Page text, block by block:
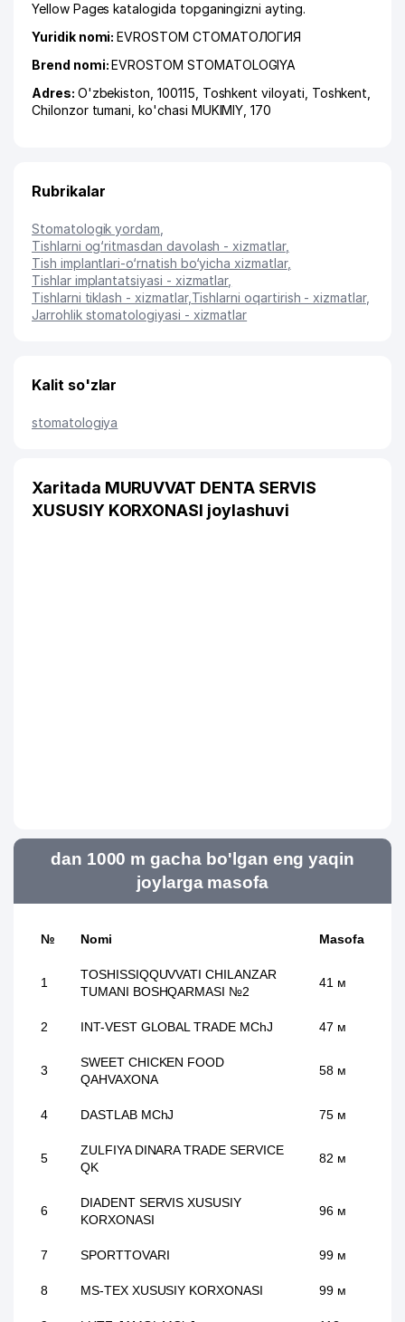
Yellow Pages katalogida topganingizni ayting.
Yuridik nomi:EVROSTOM СТОМАТОЛОГИЯ
Brend nomi:EVROSTOM STOMATOLOGIYA
Adres: O'zbekiston, 100115, Toshkent viloyati Toshkent
Chilonzor tumani ,ko'chasi MUKIMIY , 170
Rubrikalar
Stomatologik yordam
Tishlarni og‘ritmasdan davolash - xizmatlar,
Tish implantlari-o‘rnatish bo‘yicha xizmatlar,
Tishlar implantatsiyasi - xizmatlar,
Tishlarni tiklash - xizmatlar, Tishlarni oqartirish - xizmatlar,
Jarrohlik stomatologiyasi - xizmatlar
Kalit so'zlar
stomatologiya
Xaritada MURUVVAT DENTA SERVIS
XUSUSIY KORXONASI joylashuvi
dan 1000 m gacha bo'lgan eng yaqin
joylarga masofa
№ Nomi Masofa
1
TOSHISSIQQUVVATI CHILANZAR
TUMANI BOSHQARMASI №2
41 м
2 INT-VEST GLOBAL TRADE MChJ 47 м
3
SWEET CHICKEN FOOD
QAHVAXONA
58 м
4 DASTLAB MChJ 75 м
5
ZULFIYA DINARA TRADE SERVICE
QK
82 м
6
DIADENT SERVIS XUSUSIY
KORXONASI
96 м
7 SPORTTOVARI 99 м
8 MS-TEX XUSUSIY KORXONASI 99 м